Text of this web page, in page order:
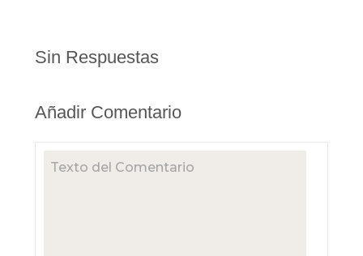
Sin Respuestas
Añadir Comentario